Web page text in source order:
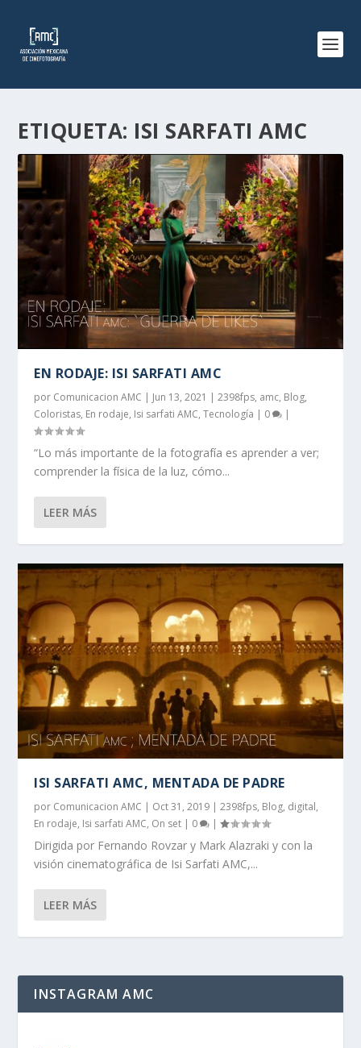
ETIQUETA: ISI SARFATI AMC
EN RODAJE: ISI SARFATI AMC
por Comunicacion AMC | Jun 13, 2021 |2398fps, amc, Blog,
Coloristas, En rodaje, Isi sarfati AMC,Tecnología | 0 |
“Lo más importante de la fotografía es aprender a ver;
comprender la física de la luz, cómo...
LEER MÁS
ISI SARFATI AMC, MENTADA DE PADRE
por Comunicacion AMC | Oct 31, 2019 |2398fps, Blog, digital,
En rodaje, Isi sarfati AMC, On set | 0 |
Dirigida por Fernando Rovzar y Mark Alazraki y con la
visión cinematográfica de Isi Sarfati AMC,...
LEER MÁS
INSTAGRAM AMC